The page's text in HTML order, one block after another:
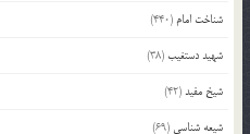
شناخت امام (440)
شهید دستغیب(38)
شیخ مفید(42)
شیعه شناسی (69)